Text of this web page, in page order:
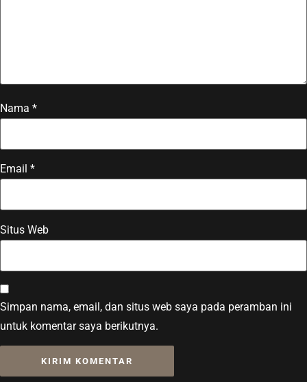
Nama *
Email *
Situs Web
Simpan nama, email, dan situs web saya pada peramban ini
untuk komentar saya berikutnya.